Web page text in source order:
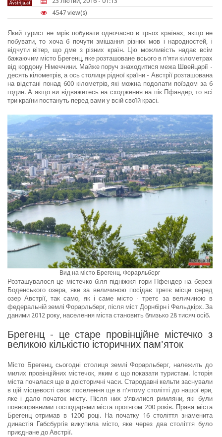
4547 view(s)
Який турист не мріє побувати одночасно в трьох країнах, якщо не
побувати, то хоча б почути змішання різних мов і народностей, і
відчути вітер, що дме з різних країн. Цю можливість надає всім
бажаючим місто Брегенц, яке розташоване всього в п'яти кілометрах
від кордону Німеччини. Майже поруч знаходитися межа Швейцарії -
десять кілометрів, а ось столиця рідної країни - Австрії розташована
на відстані понад 600 кілометрів, які можна подолати поїздом за 6
годин. А якщо ви відважетесь на сходження на пік Пфандер, то всі
три країни постануть перед вами у всій своїй красі.
Вид на місто Брегенц, Форарльберг
Розташувалося це містечко біля підніжжя гори Пфендер на березі
Боденського озера, яке за величиною посідає третє місце серед
озер Австрії, так само, як і саме місто - третє за величиною в
федеральній землі Форарльберг, після міст Дорнбірн і Фельдкірх. За
даними 2012 року, населення міста становить близько 28 тисяч осіб.
Брегенц - це старе провінційне містечко з
великою кількістю історичних пам'яток
Місто Брегенц, сьогодні столиця землі Форарльберг, належить до
милих провінційних містечок, яким є що показати туристам. Історія
міста почалася ще в доісторичні часи. Стародавні кельти заснували
в цій місцевості своє поселення ще в п'ятому столітті до нашої ери,
яке і дало початок місту. Після них з'явилися римляни, які були
повноправними господарями міста протягом 200 років. Права міста
Брегенц отримав в 1200 році. На початку 16 століття знаменита
династія Габсбургів викупила місто, яке через два століття було
приєднане до Австрії.